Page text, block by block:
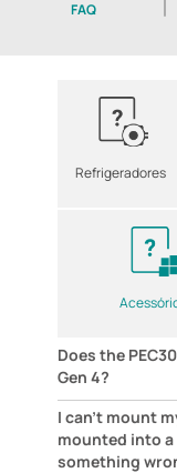
FAQ
Refrigeradores
Does the
Gen 4?
I can't mount
mounted into a
something